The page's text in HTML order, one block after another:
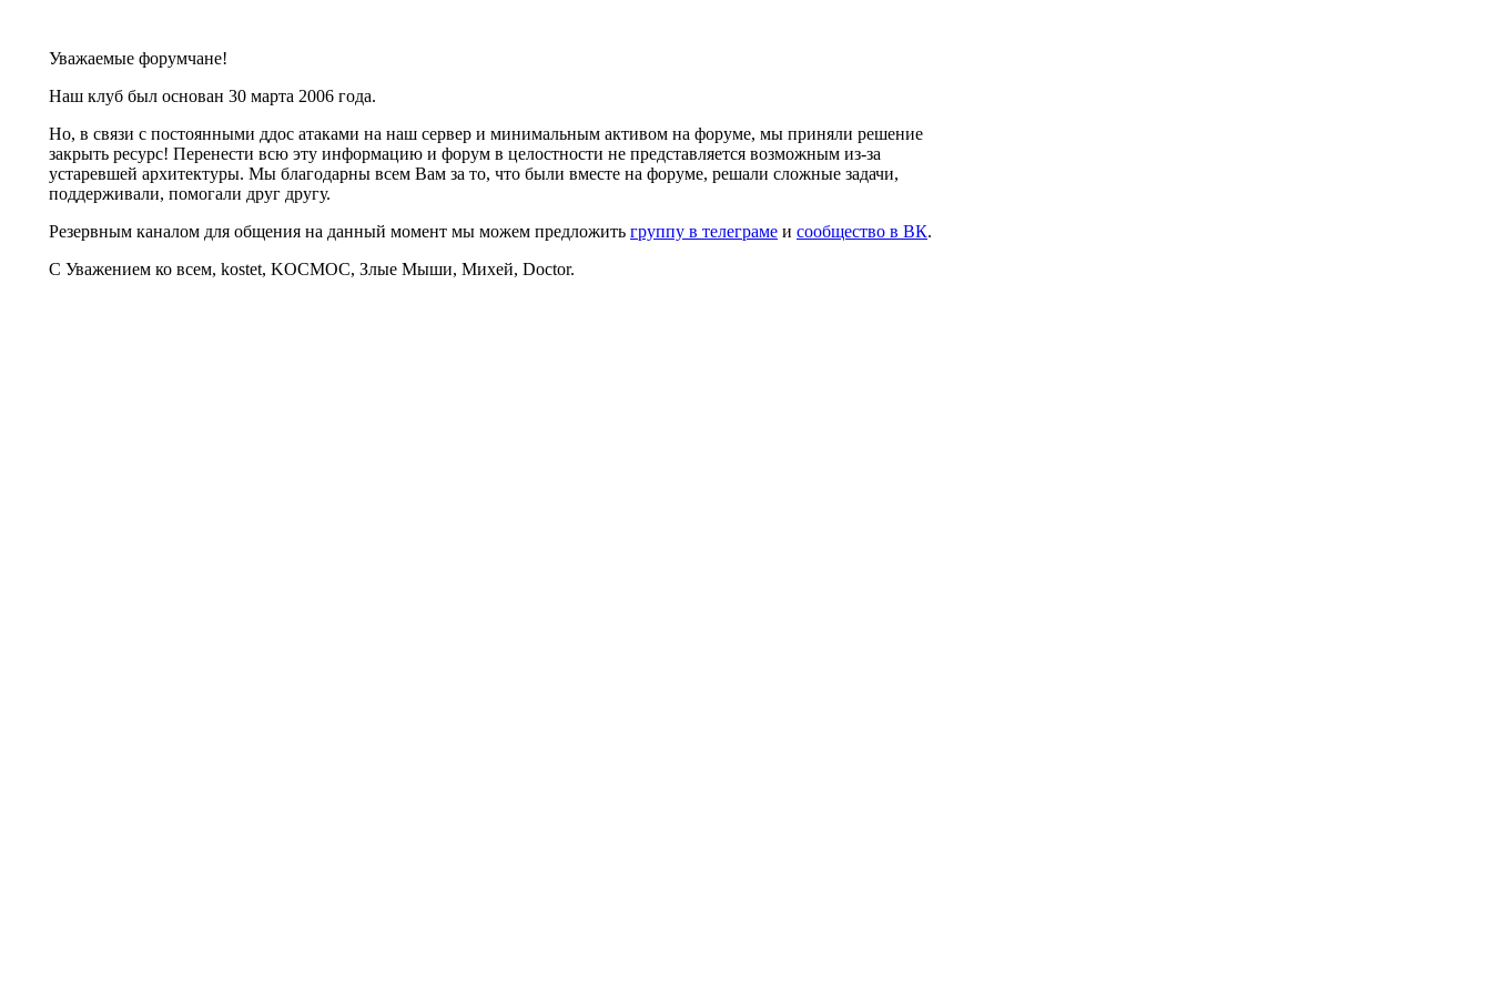
Уважаемые форумчане!
Наш клуб был основан 30 марта 2006 года.
Но, в связи с постоянными ддос атаками на наш сервер и минимальным активом на форуме, мы приняли решение
закрыть ресурс! Перенести всю эту информацию и форум в целостности не представляется возможным из-за
устаревшей архитектуры. Мы благодарны всем Вам за то, что были вместе на форуме, решали сложные задачи,
поддерживали, помогали друг другу.
Резервным каналом для общения на данный момент мы можем предложить группу в телеграме и сообщество в ВК.
С Уважением ко всем, kostet, KOCMOC, Злые Мыши, Михей, Doctor.